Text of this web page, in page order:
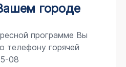
городе
программе Вы
телефону горячей
08